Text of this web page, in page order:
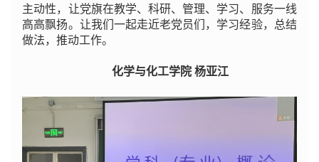
主动性，让党旗在教学、科研、管理、学习、服务一线
高高飘扬。让我们一起走近老党员们，学习经验，总结
做法，推动工作。
化学与化工学院 杨亚江